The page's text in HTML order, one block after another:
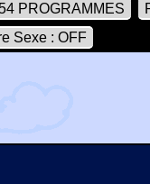
PROGRAMMES
Sexe : OFF